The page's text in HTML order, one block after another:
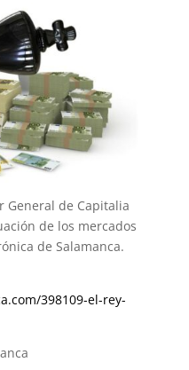
General de Capitalia
de los mercados
de Salamanca.
398109-el-rey-